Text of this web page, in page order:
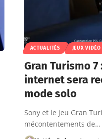
ACTUALITÉS JEUX VIDÉO
Gran Turismo
internet sera
mode solo
Sony et le jeu Gran
mécontentements de…